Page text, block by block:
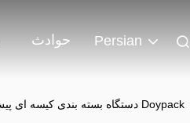
حوادث Persian
دستگاه بسته بندی کیسه ای پیش ساخته روتاری اتوماتیک بسته بندی کیسه ایستاده Doypack